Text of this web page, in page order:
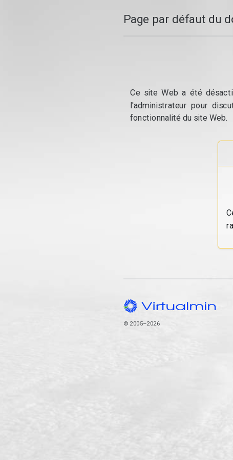
Page par défaut du
Ce site Web a été
l'administrateur pour
fonctionnalité du site Web.
© 2005–2026